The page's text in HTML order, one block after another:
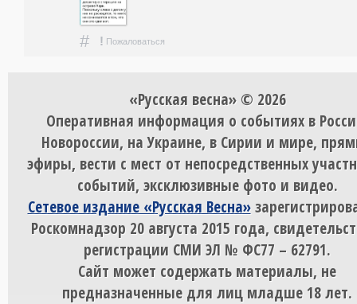
# ! Пожаловаться
«Русская весна» © 2026
Оперативная информация о событиях в
Новороссии, на Украине, в Сирии и мире,
эфиры, вести с мест от непосредственных
событий, эксклюзивные фото и видео.
Сетевое издание «Русская Весна»
Роскомнадзор 20 августа 2015 года,
регистрации СМИ ЭЛ № ФС77 – 62791.
Сайт может содержать материалы, не
предназначенные для лиц младше 18 лет.